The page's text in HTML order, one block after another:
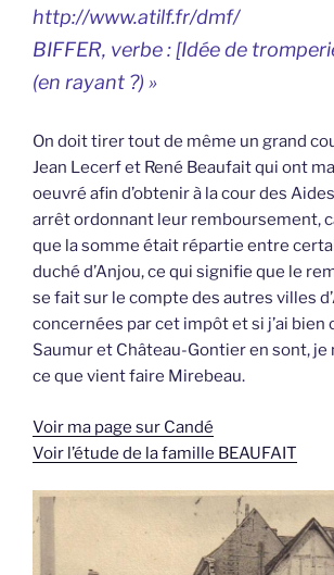
http://www.atilf.fr/dmf/
BIFFER, verbe : [Idée de
(en rayant ?) »
On doit tirer tout de même un grand
Jean Lecerf et René Beaufait qui ont
oeuvré afin d’obtenir à la cour des
arrêt ordonnant leur remboursement,
que la somme était répartie entre
duché d’Anjou, ce qui signifie que le
se fait sur le compte des autres villes
concernées par cet impôt et si j’ai bien
Saumur et Château-Gontier en sont, je
ce que vient faire Mirebeau.
Voir ma page sur Candé
Voir l’étude de la famille BEAUFAIT